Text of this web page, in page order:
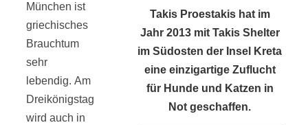
München ist
griechisches
Brauchtum
sehr
lebendig. Am
Dreikönigstag
wird auch in
Takis Proestakis hat im
Jahr 2013 mit Takis Shelter
im Südosten der Insel Kreta
eine einzigartige Zuflucht
für Hunde und Katzen in
Not geschaffen.